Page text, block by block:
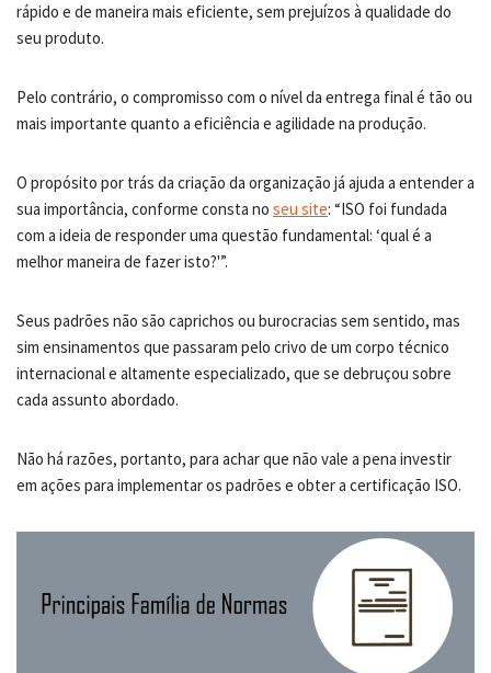
rápido e de maneira mais eficiente, sem prejuízos à qualidade do
seu produto.
Pelo contrário, o compromisso com o nível da entrega final é tão ou
mais importante quanto a eficiência e agilidade na produção.
O propósito por trás da criação da organização já ajuda a entender a
sua importância, conforme consta no seu site: “ISO foi fundada
com a ideia de responder uma questão fundamental: ‘qual é a
melhor maneira de fazer isto?'”.
Seus padrões não são caprichos ou burocracias sem sentido, mas
sim ensinamentos que passaram pelo crivo de um corpo técnico
internacional e altamente especializado, que se debruçou sobre
cada assunto abordado.
Não há razões, portanto, para achar que não vale a pena investir
em ações para implementar os padrões e obter a certificação ISO.